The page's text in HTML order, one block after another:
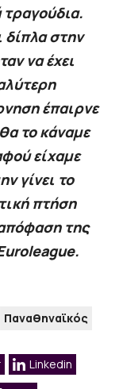
τραγούδια.
δίπλα στην
να έχει
έπαιρνε
το κάναμε
είχαμε
γίνει το
πτήση
της
Παναθηναϊκός
Linkedin